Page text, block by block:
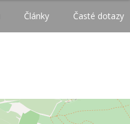
Články Časté dotazy